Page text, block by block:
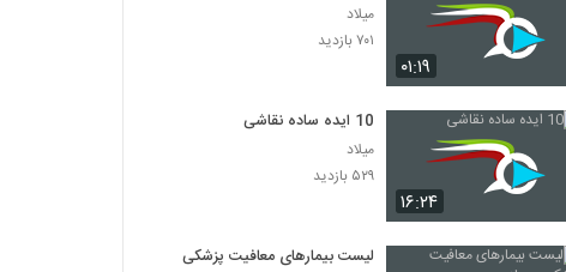
۰۱:۱۹
میلاد
۷۰۱ بازدید
۱۶:۲۴
10 ایده ساده نقاشی
میلاد
۵۲۹ بازدید
لیست بیمارهای معافیت پزشکی